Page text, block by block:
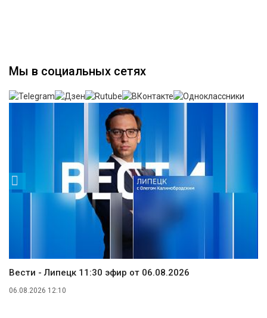
Мы в социальных сетях
Вести - Липецк 11:30 эфир от 06.08.2026
06.08.2026 12:10